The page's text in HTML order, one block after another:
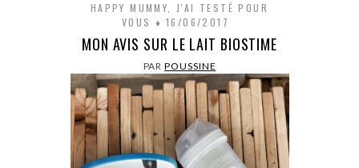
HAPPY MUMMY
J'AI TESTÉ POUR
VOUS
16/06/2017
MON AVIS SUR LE LAIT BIOSTIME
PARPOUSSINE